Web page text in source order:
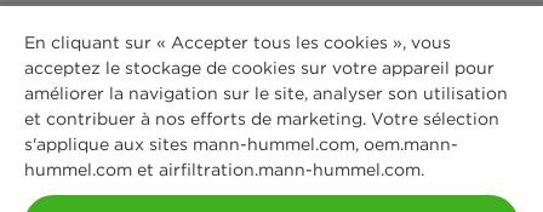
Mentions légales
Immeuble Quai 53
4ème étage
53000 Laval
Téléphone: +33 2 44 19 99 05
Contactez-nous
En cliquant sur « Accepter tous les cookies », vous
acceptez le stockage de cookies sur votre appareil pour
améliorer la navigation sur le site, analyser son utilisation
et contribuer à nos efforts de marketing. Votre sélection
s'applique aux sites mann-hummel.com, oem.mann-
hummel.com et airfiltration.mann-hummel.com.